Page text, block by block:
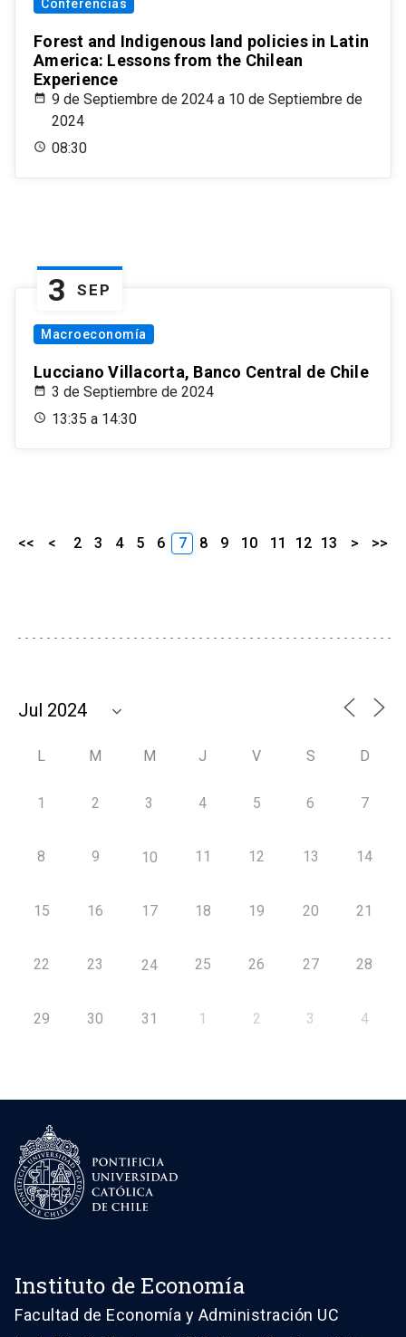
Conferencias
Forest and Indigenous land policies in Latin
America: Lessons from the Chilean
Experience
9 de Septiembre de 2024 a 10 de Septiembre de
2024
08:30
3 SEP
Macroeconomía
Lucciano Villacorta, Banco Central de Chile
3 de Septiembre de 2024
13:35 a 14:30
<< < 2 3 4 5 6 7 8 9 10 11 12 13 > >>
L M M J V S D
1 2 3 4 5 6 7
8 9 10 11 12 13 14
15 16 17 18 19 20 21
22 23 24 25 26 27 28
29 30 31 1 2 3 4
Instituto de Economía
Facultad de Economía y Administración UC